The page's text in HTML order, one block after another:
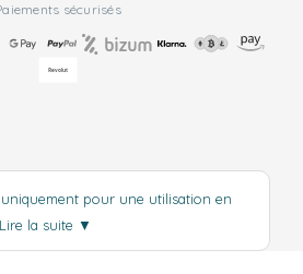
sécurisés
pour une utilisation en
Lire la suite ▼